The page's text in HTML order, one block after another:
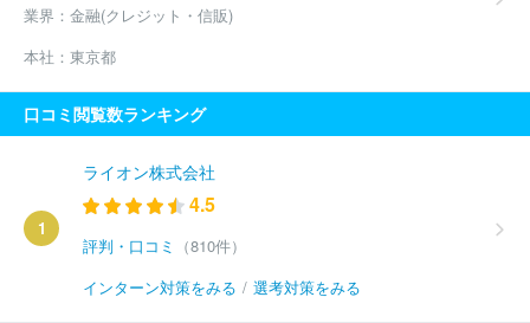
業界： 金融(クレジット・信販)
本社： 東京都
口コミ閲覧数ランキング
1
ライオン株式会社
4.5
評判・口コミ
（810件）
インターン対策をみる / 選考対策をみる